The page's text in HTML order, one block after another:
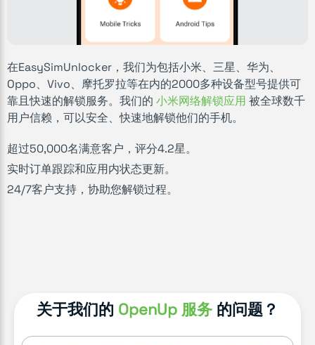
在EasySimUnlocker，我们为包括小米、三星、华为、
Oppo、Vivo、摩托罗拉等在内的2000多种设备型号提供可
靠且快速的解锁服务。我们的 小米网络解锁应用 被全球数千
用户信赖，可以安全、快速地解锁他们的手机。
超过50,000名满意客户，评分4.2星。
实时订单跟踪和应用内状态更新。
24/7客户支持，协助您解锁过程。
关于我们的 OpenUp 服务 的问题？